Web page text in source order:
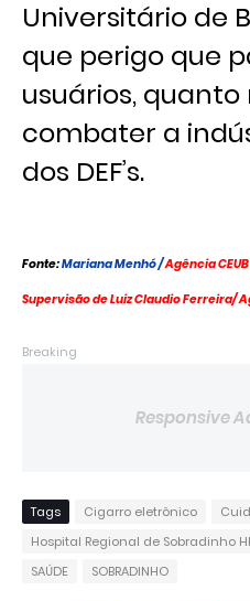
Universitário de
que perigo que
usuários,
combater a
dos DEF’s.
Fonte:Mariana Menhó /Agência
Supervisão de Luiz Claudio Ferreira/
Breaking
Responsive
Tags Cigarro eletrônico
Hospital Regional de Sobradinho
SAÚDE
SOBRADINHO